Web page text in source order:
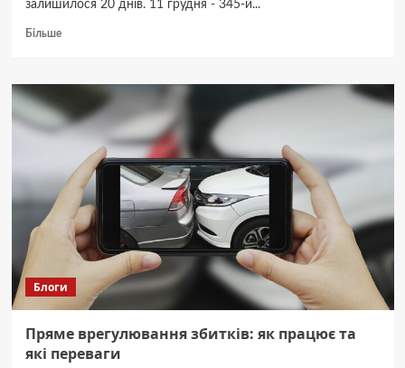
залишилося 20 днів. 11 грудня - 345-й...
БільшеДокладніше
11
2024
року:
можна
робити
цей
день
Блоги
Пряме врегулювання збитків: як працює та
які переваги